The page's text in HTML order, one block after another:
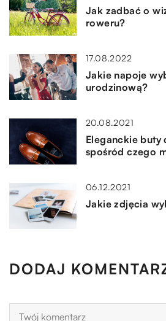
Jak zadbać o
roweru?
17.08.2022
Jakie napoje
urodzinową?
20.08.2021
Eleganckie
spośród czego
06.12.2021
Jakie zdjęcia
DODAJ